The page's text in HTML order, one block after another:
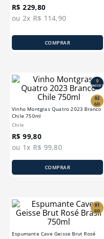
R$ 229,80
ou 2x R$ 114,90
COMPRAR
Vinho Montgras Quatro 2023 Branco
Chile 750ml
Chile
R$ 99,80
ou 1x R$ 99,80
9
BACCO´S
92
GD
COMPRAR
Espumante Cave Geisse Brut Rosé
91
GD